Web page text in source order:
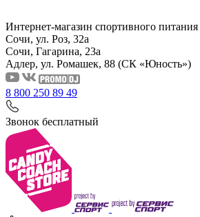
Интернет-магазин спортивного питания
Сочи, ул. Роз, 32а
Сочи, Гагарина, 23а
Адлер, ул. Ромашек, 88 (СК «Юность»)
8 800 250 89 49
Звонок бесплатный